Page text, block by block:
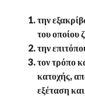
την
του οποίου
την
τον τρόπο
κατοχής,
εξέταση